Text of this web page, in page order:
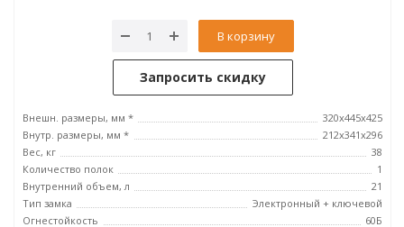
В корзину
Запросить скидку
Внешн. размеры, мм *
320x445x425
Внутр. размеры, мм *
212х341х296
Вес, кг
38
Количество полок
1
Внутренний объем, л
21
Тип замка
Электронный + ключевой
Огнестойкость
60Б